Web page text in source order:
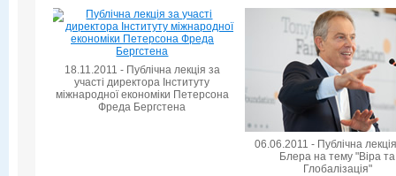
18.11.2011 - Публічна лекція за
участі директора Інституту
міжнародної економіки Петерсона
Фреда Бергстена
06.06.2011 - Публічна
Блера на тему "Віра та
Глобалізація"